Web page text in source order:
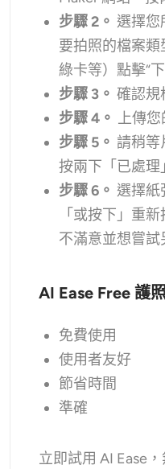
步驟 2。選擇您
要拍照的檔案類
綠卡等）點擊“下
步驟 3。確認規
步驟 4。 上傳您
步驟 5。請稍等
按兩下「已處理
步驟 6。選擇紙
「或按下」重
不滿意並想嘗試
AI Ease Free 護
免費使用
使用者友好
節省時間
準確
立即試用 AI Ease